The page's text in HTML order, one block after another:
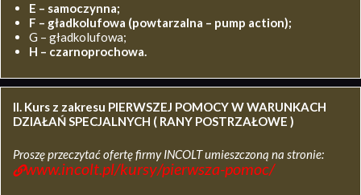
E – samoczynna;
F – gładkolufowa (powtarzalna – pump action);
G – gładkolufowa;
H – czarnoprochowa.
II. Kurs z zakresu PIERWSZEJ POMOCY W WARUNKACH
DZIAŁAŃ SPECJALNYCH ( RANY POSTRZAŁOWE )
Proszę przeczytać ofertę firmy INCOLT umieszczoną na stronie:
www.incolt.pl/kursy/pierwsza-pomoc/